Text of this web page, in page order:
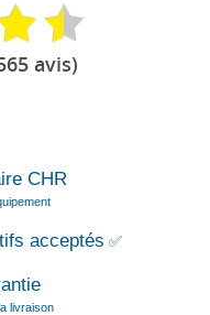
avis)
CHR
acceptés ✅
livraison